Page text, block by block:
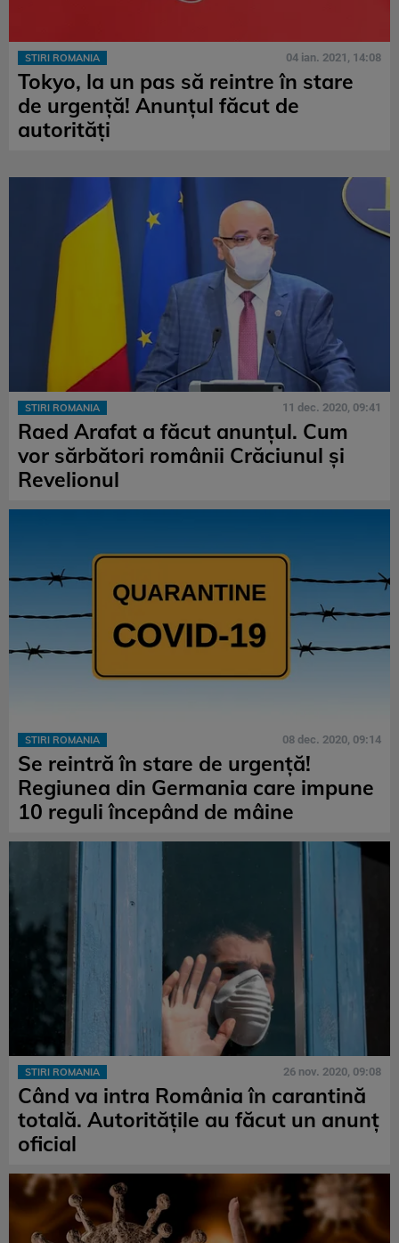
STIRI ROMANIA 04 ian. 2021, 14:08
Tokyo, la un pas să reintre în stare
de urgență! Anunțul făcut de
autorități
STIRI ROMANIA 11 dec. 2020, 09:41
Raed Arafat a făcut anunțul. Cum
vor sărbători românii Crăciunul și
Revelionul
STIRI ROMANIA 08 dec. 2020, 09:14
Se reintră în stare de urgență!
Regiunea din Germania care impune
10 reguli începând de mâine
STIRI ROMANIA 26 nov. 2020, 09:08
Când va intra România în carantină
totală. Autoritățile au făcut un anunț
oficial